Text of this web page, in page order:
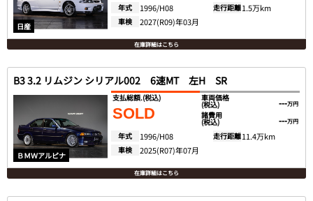
日産
年式 1996/H08 走行距離1.5万km
車検 2027(R09)年03月
在庫詳細はこちら
B3 3.2 リムジン シリアル002 6速MT 左H SR
ＢＭＷアルピナ
支払総額.(税込)
SOLD
車両価格
(税込) ---万円
諸費用
(税込) ---万円
年式 1996/H08 走行距離11.4万km
車検 2025(R07)年07月
在庫詳細はこちら